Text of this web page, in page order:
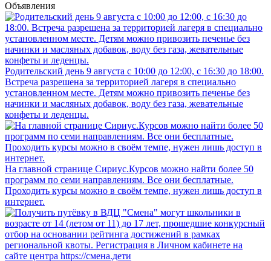
Объявления
Родительский день 9 августа с 10:00 до 12:00, с 16:30 до 18:00.
Встреча разрешена за территорией лагеря в специально
установленном месте. Детям можно привозить печенье без
начинки и масляных добавок, воду без газа, жевательные
конфеты и леденцы.
На главной странице Сириус.Курсов можно найти более 50
программ по семи направлениям. Все они бесплатные.
Проходить курсы можно в своём темпе, нужен лишь доступ в
интернет.